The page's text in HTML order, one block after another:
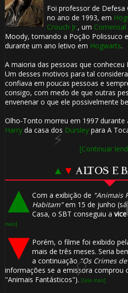
Foi professor de Defesa
no ano de 1993, em
Crouch Jr., um
Moody, tomando a Poção Polissuco
durante um ano letivo em Hogwarts.
A maioria das pessoas que
Um desses motivos para tal
confiava em poucas pessoas e
consigo, com medo de que outras
envenenar o que ele possivelmente
Olho-Tonto morreu em 1997
Harryda casa dos Dursleypara A
[Continuar
▲ ▼ ALTOS E
Com a exibição de "Animais
Habitam"em 15 de junho
Casa, o SBT conseguiu a
mais]
Porém, o filme foi exibido
mais de três meses. Seria
a continuação"Os Crimes
informações se a emissora comprou
"Animais Fantásticos"). [Leia mais]
⚡
⚡
🎂
⚡